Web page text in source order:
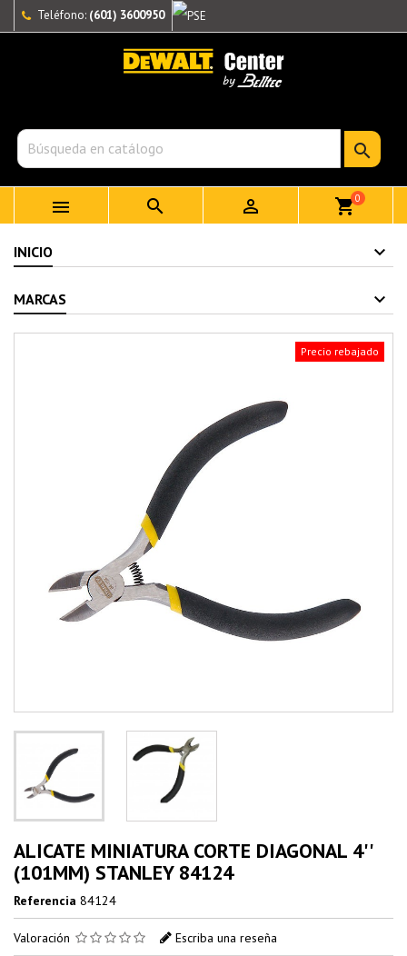
Teléfono: (601) 3600950

   shopping_cart0
INICIO
MARCAS
Precio rebajado
ALICATE MINIATURA CORTE DIAGONAL 4''
(101MM) STANLEY 84124
Referencia 84124
Valoración Escriba una reseña